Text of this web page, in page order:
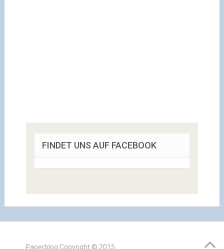
FINDET UNS AUF FACEBOOK
Paperblog Copyright © 2015.